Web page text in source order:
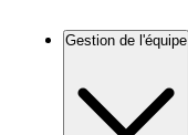
Gestion de l'équipe